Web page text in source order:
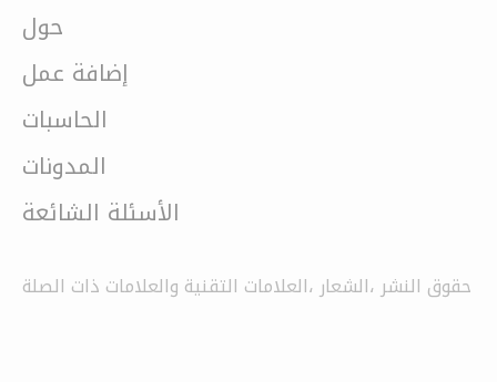
حول
إضافة عمل
الحاسبات
المدونات
الأسئلة الشائعة
حقوق النشر ،الشعار ،العلامات التقنية والعلامات ذات الصلة